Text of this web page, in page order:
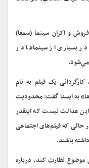
و اکران سینما (سمفا)
و در بسیاری از سینماها در
یک فیلم به نام
به ایسنا گفت:‌ محدودیت
عدالت نیست که اینقدر
حالی که فیلم‌های اجتماعی
باشند.
موضوع نظارت کند، درباره